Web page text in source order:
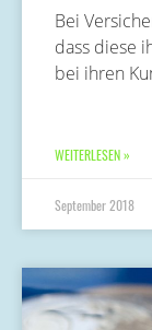
Bei
dass diese
bei ihren
WEITERLESEN »
September 2018